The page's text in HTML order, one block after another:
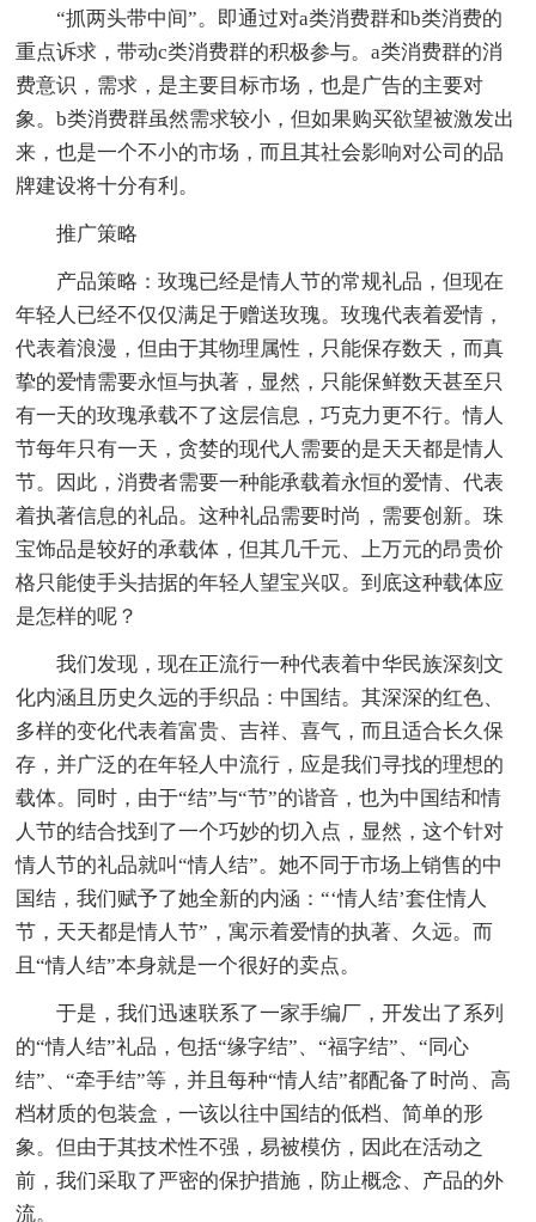
“抓两头带中间”。即通过对a类消费群和b类消费的
重点诉求，带动c类消费群的积极参与。a类消费群的消
费意识，需求，是主要目标市场，也是广告的主要对
象。b类消费群虽然需求较小，但如果购买欲望被激发出
来，也是一个不小的市场，而且其社会影响对公司的品
牌建设将十分有利。
推广策略
产品策略：玫瑰已经是情人节的常规礼品，但现在
年轻人已经不仅仅满足于赠送玫瑰。玫瑰代表着爱情，
代表着浪漫，但由于其物理属性，只能保存数天，而真
挚的爱情需要永恒与执著，显然，只能保鲜数天甚至只
有一天的玫瑰承载不了这层信息，巧克力更不行。情人
节每年只有一天，贪婪的现代人需要的是天天都是情人
节。因此，消费者需要一种能承载着永恒的爱情、代表
着执著信息的礼品。这种礼品需要时尚，需要创新。珠
宝饰品是较好的承载体，但其几千元、上万元的昂贵价
格只能使手头拮据的年轻人望宝兴叹。到底这种载体应
是怎样的呢？
我们发现，现在正流行一种代表着中华民族深刻文
化内涵且历史久远的手织品：中国结。其深深的红色、
多样的变化代表着富贵、吉祥、喜气，而且适合长久保
存，并广泛的在年轻人中流行，应是我们寻找的理想的
载体。同时，由于“结”与“节”的谐音，也为中国结和情
人节的结合找到了一个巧妙的切入点，显然，这个针对
情人节的礼品就叫“情人结”。她不同于市场上销售的中
国结，我们赋予了她全新的内涵：“‘情人结’套住情人
节，天天都是情人节”，寓示着爱情的执著、久远。而
且“情人结”本身就是一个很好的卖点。
于是，我们迅速联系了一家手编厂，开发出了系列
的“情人结”礼品，包括“缘字结”、“福字结”、“同心
结”、“牵手结”等，并且每种“情人结”都配备了时尚、高
档材质的包装盒，一该以往中国结的低档、简单的形
象。但由于其技术性不强，易被模仿，因此在活动之
前，我们采取了严密的保护措施，防止概念、产品的外
流。